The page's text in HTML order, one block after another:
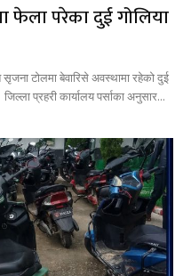
फेला परेका दुई गोलिया
सृजना टोलमा बेवारिसे अवस्थामा रहेको दुई
प्रहरी कार्यालय पर्साका अनुसार...